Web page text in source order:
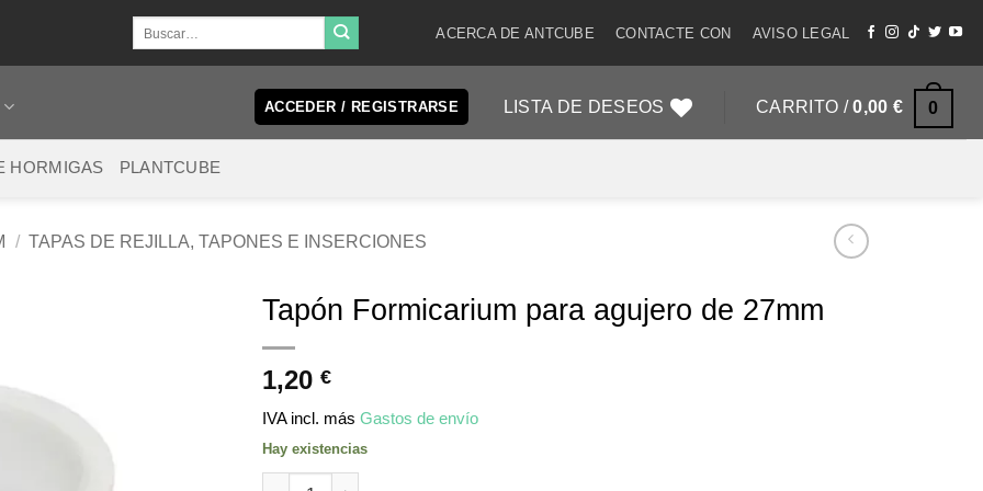
ACERCA DE ANTCUBE CONTACTE CON AVISO LEGAL
ACCEDER / REGISTRARSE LISTA DE DESEOS CARRITO /0,00€ 0
HORMIGAS PLANTCUBE
/ TAPAS DE REJILLA, TAPONES E INSERCIONES
Tapón Formicarium para agujero de 27mm
1,20 €
IVA incl. más Gastos de envío
Hay existencias
Formicarium plug for 27mm hole cantidad